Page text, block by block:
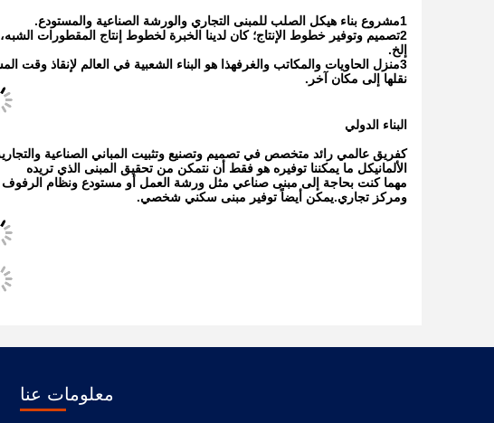
1مشروع بناء هيكل الصلب للمبنى التجاري والورشة الصناعية والمستودع.
2تصميم وتوفير خطوط الإنتاج؛ كان لدينا الخبرة لخطوط إنتاج المقطورات
إلخ.
3منزل الحاويات والمكاتب والغرفهذا هو البناء الشعبية في العالم لإنقاذ
نقلها إلى مكان آخر.
البناء الدولي
كفريق عالمي رائد متخصص في تصميم وتصنيع وتثبيت المباني الصناعية
الألمانيكل ما يمكننا توفيره هو فقط أن نتمكن من تحقيق المبنى الذي تريده
مهما كنت بحاجة إلى مبنى صناعي مثل ورشة العمل أو مستودع ونظام
ومركز تجاري.يمكن أيضاً توفير مبنى سكني شخصي.
معلومات عنا